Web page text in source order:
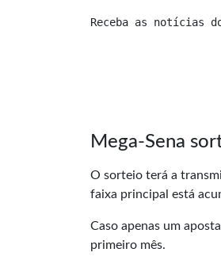
Receba as notícias
Mega-Sena
O sorteio terá a
faixa principal está
Caso apenas um
primeiro mês.